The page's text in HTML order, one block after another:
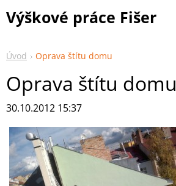
Výškové práce Fišer
Úvod Oprava štítu domu
Oprava štítu domu
30.10.2012 15:37